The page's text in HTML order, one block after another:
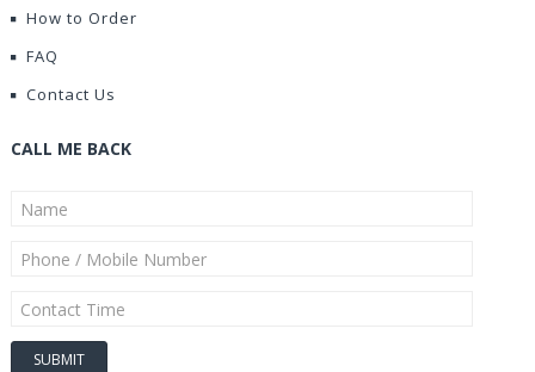
How to Order
FAQ
Contact Us
CALL ME BACK